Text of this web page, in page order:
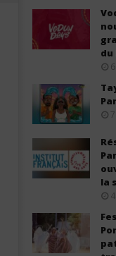
Davido ft. Aya
(Lyrics & Traduction)
du
la